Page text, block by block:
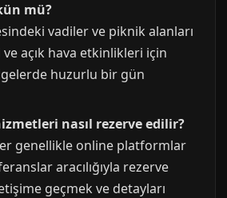
mü?
vadiler ve piknik alanları
açık hava etkinlikleri için
huzurlu bir gün
nasıl rezerve edilir?
genellikle online platformlar
aracılığıyla rezerve
geçmek ve detayları